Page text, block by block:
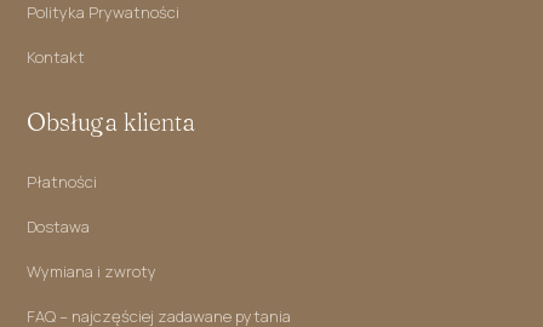
Polityka Prywatności
Kontakt
Obsługa klienta
Płatności
Dostawa
Wymiana i zwroty
FAQ – najczęściej zadawane pytania